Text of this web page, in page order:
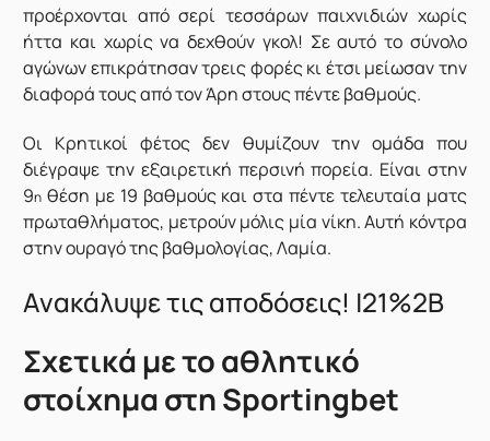
προέρχονται από σερί τεσσάρων παιχνιδιών χωρίς
ήττα και χωρίς να δεχθούν γκολ! Σε αυτό το σύνολο
αγώνων επικράτησαν τρεις φορές κι έτσι μείωσαν την
διαφορά τους από τον Άρη στους πέντε βαθμούς.
Οι Κρητικοί φέτος δεν θυμίζουν την ομάδα που
διέγραψε την εξαιρετική περσινή πορεία. Είναι στην
9η θέση με 19 βαθμούς και στα πέντε τελευταία ματς
πρωταθλήματος, μετρούν μόλις μία νίκη. Αυτή κόντρα
στην ουραγό της βαθμολογίας, Λαμία.
Ανακάλυψε τις αποδόσεις! |21%2B
Σχετικά με το αθλητικό
στοίχημα στη Sportingbet